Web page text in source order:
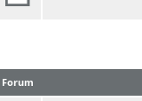
Forum